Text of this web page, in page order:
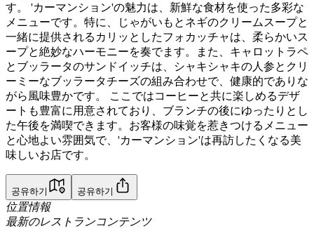
す。 'カーマンション'の魅力は、新鮮な食材を使った多彩な
メニューです。特に、じゃがいもとネギのクリームスープと
一緒に提供されるカリッとしたフォカッチャは、柔らかいス
ープと絶妙なハーモニーを奏でます。また、キャロットラペ
とブッラータのサンドイッチは、シャキシャキの人参とクリ
ーミーなブッラータチーズの組み合わせで、健康的でありな
がら風味豊かです。 ここではコーヒーと共に楽しめるデザ
ートも豊富に用意されており、ブランチの後にゆったりとし
た午後を満喫できます。お客様の味覚を惹きつけるメニュー
と心地よい雰囲気で、'カーマンション'は再訪したくなる美
味しいお店です。
공유하기 공유하기
位置情報
最新のレストランコンテンツ